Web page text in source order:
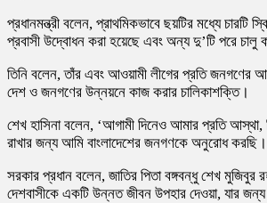
প্রধানমন্ত্রী বলেন, প্রাথমিকভাবে ছয়টির মধ্যে চারটি
প্রবাসী উদ্বোধন করা হয়েছে এবং অন্য দু’টি পরে চালু
তিনি বলেন, তাঁর এবং আওয়ামী লীগের প্রতি জনগণের
দেশ ও জনগণের উন্নয়নে কাজ করার চালিকাশক্তি।
শেখ হাসিনা বলেন, ‘আগামী দিনেও আমার প্রতি আস্থা,
রাখার জন্য আমি বাংলাদেশের জনগণকে অনুরোধ
সরকার প্রধান বলেন, জাতির পিতা বঙ্গবন্ধু শেখ মুজিবুর
দেশবাসীকে একটি উন্নত জীবন উপহার দেওয়া, যার